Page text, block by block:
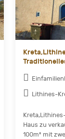
Lithines-
Haus zu
100m² mit